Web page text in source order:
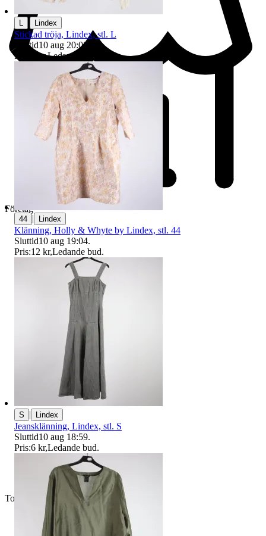
Företag
Toppsäljare
L Lindex
Stickad tröja, Lindex, stl. L
Sluttid10 aug 20:08
Pris:
1 kr,Ledande bud
44 | Lindex
Klänning, Holly & Whyte by Lindex, stl. 44
Sluttid10 aug 19:04.
Pris:12 kr,Ledande bud.
S | Lindex
Jeansklänning, Lindex, stl. S
Sluttid10 aug 18:59.
Pris:6 kr,Ledande bud.